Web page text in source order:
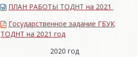
ПЛАН РАБОТЫ ТОДНТ на 2021
Государственное задание ГБУК
ТОДНТ на 2021 год
2020 год